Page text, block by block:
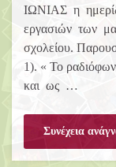
ΙΩΝΙΑΣ η
εργασιών των
σχολείου.
1). « Το
και ως …
Συνέχεια